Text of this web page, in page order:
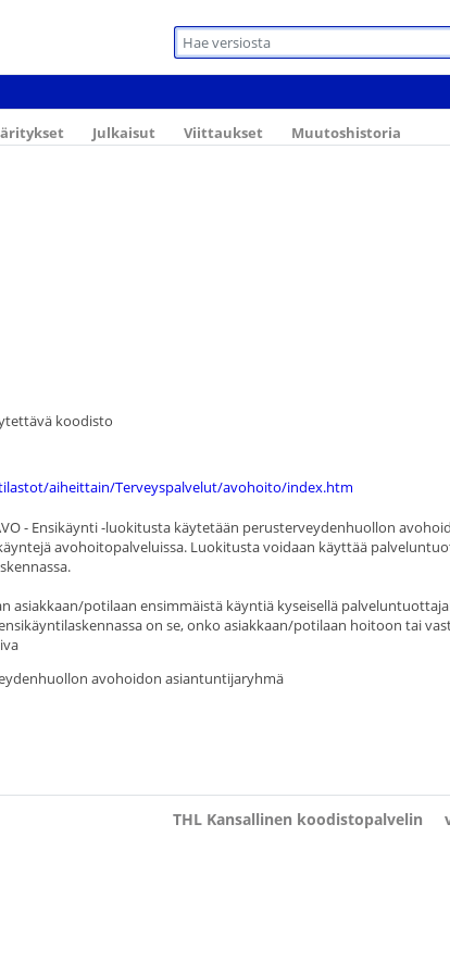
Julkaisut Viittaukset Muutoshistoria
koodisto
aiheittain/Terveyspalvelut/avohoito/index.htm
- Ensikäynti -luokitusta käytetään perusterveydenhuollon
avohoitopalveluissa. Luokitusta voidaan käyttää
asiakkaan/potilaan ensimmäistä käyntiä kyseisellä
on se, onko asiakkaan/potilaan hoitoon tai
avohoidon asiantuntijaryhmä
THL Kansallinen koodistopalvelin